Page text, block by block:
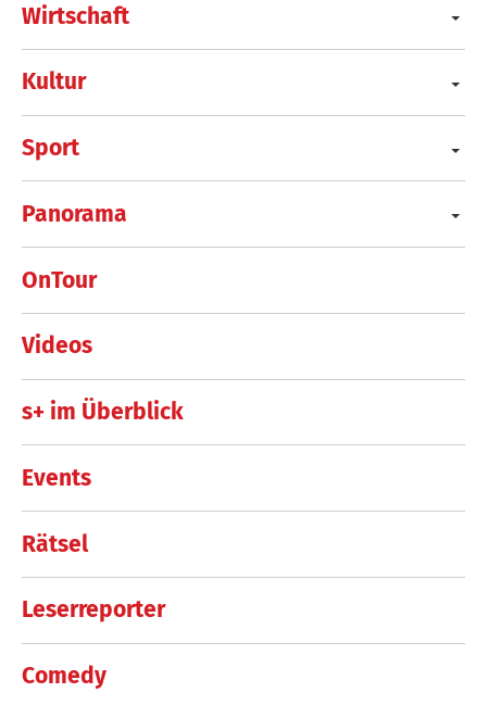
Wirtschaft
Kultur
Sport
Panorama
OnTour
Videos
s+ im Überblick
Events
Rätsel
Leserreporter
Comedy